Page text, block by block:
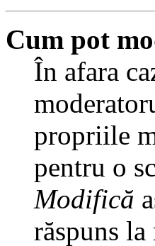
Cum pot
În afara
propriile
pentru o
Modifică
răspuns